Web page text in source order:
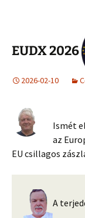
EUDX 2026
2026-02-10
Ismét
az
EU csillagos
A